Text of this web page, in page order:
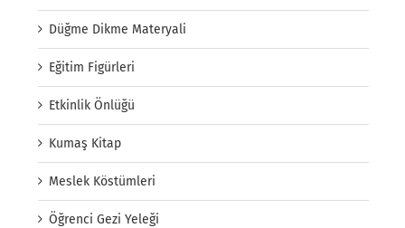
Düğme Dikme Materyali
Eğitim Figürleri
Etkinlik Önlüğü
Kumaş Kitap
Meslek Köstümleri
Öğrenci Gezi Yeleği